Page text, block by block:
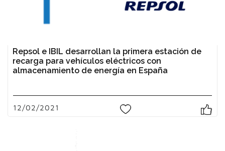
Repsol e IBIL desarrollan la primera estación de
recarga para vehículos eléctricos con
almacenamiento de energía en España
12/02/2021